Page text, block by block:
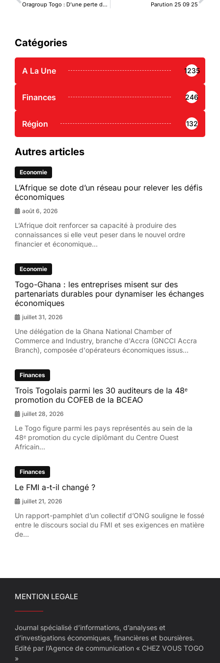
Oragroup Togo : D’une perte de 13,8 milliards FCFA à un bénéfice de 18,3 milliards FCFA à juin 2025 Parution 25 09 25
Catégories
A La Une 1235
Finances 246
Région 132
Autres articles
Economie
L’Afrique se dote d’un réseau pour relever les défis
économiques
août 6, 2026
L’Afrique doit renforcer sa capacité à produire des
connaissances si elle veut peser dans le nouvel ordre
financier et économique...
Economie
Togo-Ghana : les entreprises misent sur des
partenariats durables pour dynamiser les échanges
économiques
juillet 31, 2026
Une délégation de la Ghana National Chamber of
Commerce and Industry, branche d'Accra (GNCCI Accra
Branch), composée d'opérateurs économiques issus...
Finances
Trois Togolais parmi les 30 auditeurs de la 48ᵉ
promotion du COFEB de la BCEAO
juillet 28, 2026
Le Togo figure parmi les pays représentés au sein de la
48ᵉ promotion du cycle diplômant du Centre Ouest
Africain...
Finances
Le FMI a-t-il changé ?
juillet 21, 2026
Un rapport-pamphlet d’un collectif d’ONG souligne le fossé
entre le discours social du FMI et ses exigences en matière
de...
MENTION LEGALE
Journal spécialisé d’informations, d’analyses et
d’investigations économiques, financières et boursières.
Edité par l’Agence de communication « CHEZ VOUS TOGO
»